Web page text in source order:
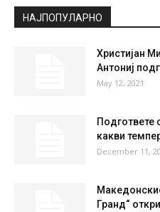
НАЈПОПУЛАРНО
Христијан
Антониј
May 12, 2021
Подгответе
какви
December 11,
Гранд“